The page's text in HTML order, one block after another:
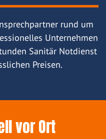
rund um
Unternehmen
Sanitär Notdienst
Preisen.
vor Ort